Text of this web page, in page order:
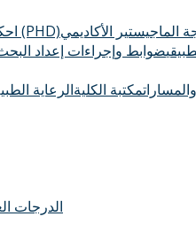
درجة دكتوراة الفلسفة (PHD)
ضوابط وإجراءات إعداد
مكتبة الكليةالرعاية
الدرجات